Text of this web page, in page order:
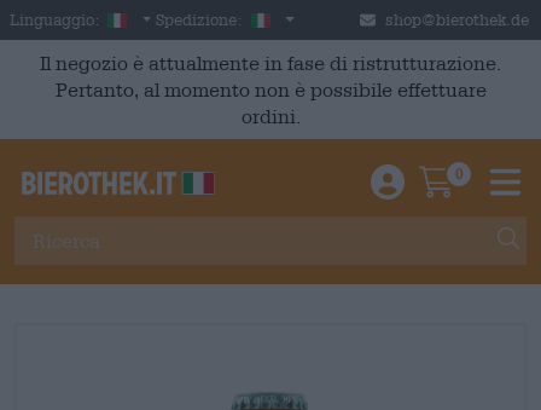
Skip to main content
Linguaggio: Italian
Spedizione: Italia shop@bierothek.de
Il negozio è attualmente in fase di ristrutturazione.
Pertanto, al momento non è possibile effettuare
ordini.
Einloggen /
0